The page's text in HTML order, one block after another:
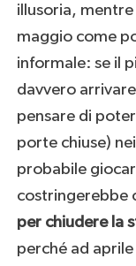
illusoria, mentre
maggio come
informale: se il
davvero
pensare di
porte chiuse)
probabile
costringerebbe
per chiudere la
perché ad